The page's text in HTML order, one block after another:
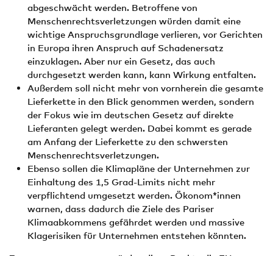
abgeschwächt werden. Betroffene von
Menschenrechtsverletzungen würden damit eine
wichtige Anspruchsgrundlage verlieren, vor Gerichten
in Europa ihren Anspruch auf Schadenersatz
einzuklagen. Aber nur ein Gesetz, das auch
durchgesetzt werden kann, kann Wirkung entfalten.
Außerdem soll nicht mehr von vornherein die gesamte
Lieferkette in den Blick genommen werden, sondern
der Fokus wie im deutschen Gesetz auf direkte
Lieferanten gelegt werden. Dabei kommt es gerade
am Anfang der Lieferkette zu den schwersten
Menschenrechtsverletzungen.
Ebenso sollen die Klimapläne der Unternehmen zur
Einhaltung des 1,5 Grad-Limits nicht mehr
verpflichtend umgesetzt werden. Ökonom*innen
warnen, dass dadurch die Ziele des Pariser
Klimaabkommens gefährdet werden und massive
Klagerisiken für Unternehmen entstehen könnten.